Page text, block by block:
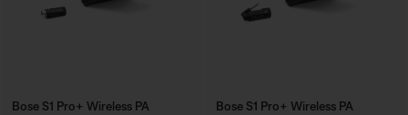
Bose S1 Pro+ Wireless PA
Bose S1 Pro+ Wireless PA